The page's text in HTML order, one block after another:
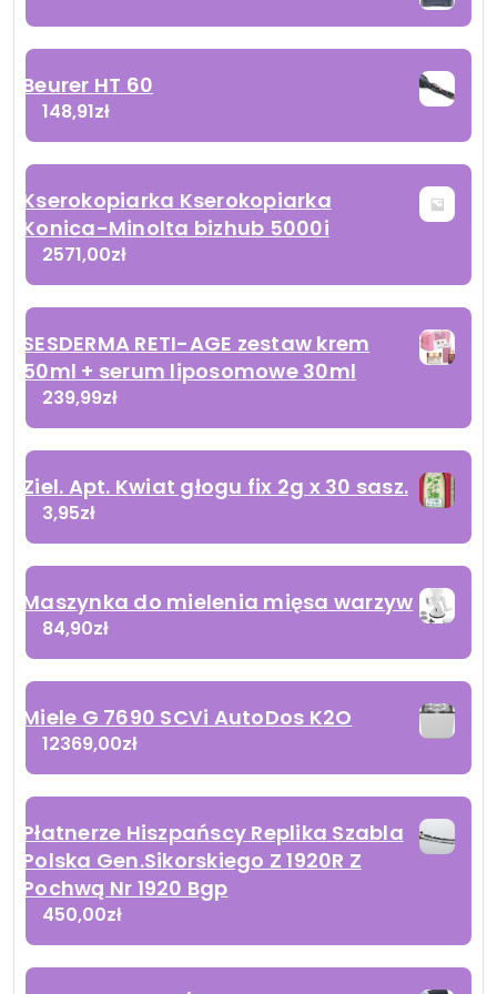
Beurer HT 60
148,91zł
Kserokopiarka Kserokopiarka
Konica-Minolta bizhub 5000i
2571,00zł
SESDERMA RETI-AGE zestaw krem
50ml + serum liposomowe 30ml
239,99zł
Ziel. Apt. Kwiat głogu fix 2g x 30 sasz.
3,95zł
Maszynka do mielenia mięsa warzyw
84,90zł
Miele G 7690 SCVi AutoDos K2O
12369,00zł
Płatnerze Hiszpańscy Replika Szabla
Polska Gen.Sikorskiego Z 1920R Z
Pochwą Nr 1920 Bgp
450,00zł